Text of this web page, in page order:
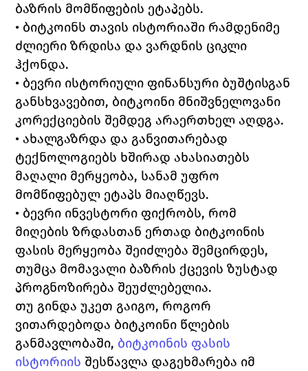
ბაზრის მომწიფების ეტაპებს.
• ბიტკოინს თავის ისტორიაში რამდენიმე
ძლიერი ზრდისა და ვარდნის ციკლი
ჰქონდა.
• ბევრი ისტორიული ფინანსური ბუშტისგან
განსხვავებით, ბიტკოინი მნიშვნელოვანი
კორექციების შემდეგ არაერთხელ აღდგა.
• ახალგაზრდა და განვითარებად
ტექნოლოგიებს ხშირად ახასიათებს
მაღალი მერყეობა, სანამ უფრო
მომწიფებულ ეტაპს მიაღწევს.
• ბევრი ინვესტორი ფიქრობს, რომ
მიღების ზრდასთან ერთად ბიტკოინის
ფასის მერყეობა შეიძლება შემცირდეს,
თუმცა მომავალი ბაზრის ქცევის ზუსტად
პროგნოზირება შეუძლებელია.
თუ გინდა უკეთ გაიგო, როგორ
ვითარდებოდა ბიტკოინი წლების
განმავლობაში, ბიტკოინის ფასის
ისტორიის შესწავლა დაგეხმარება იმ